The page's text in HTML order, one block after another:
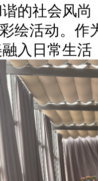
的社会风尚
彩绘活动。
入日常生活